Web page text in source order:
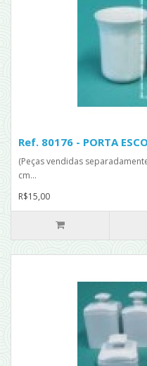
Ref. 80176 - PORTA
(Peças vendidas
cm...
R$15,00